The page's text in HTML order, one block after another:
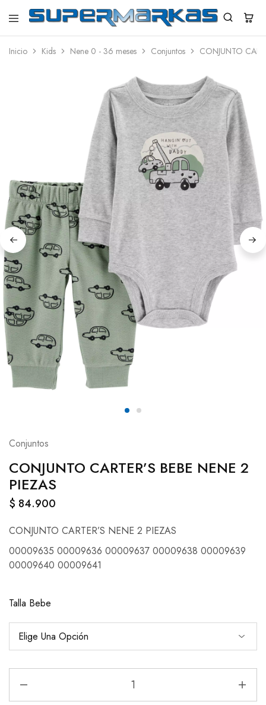
SuperMarkas
Ropa
con
Inicio Kids Nene 0 - 36 meses Conjuntos CONJUNTO
Conjuntos
CONJUNTO CARTER’S BEBE NENE 2
PIEZAS
$ 84.900
CONJUNTO CARTER’S NENE 2 PIEZAS
00009635 00009636 00009637 00009638 00009639
00009640 00009641
Talla Bebe